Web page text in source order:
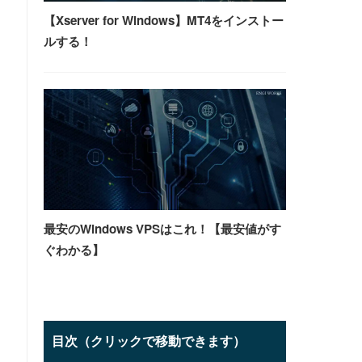
【Xserver for Windows】MT4をインストー
ルする！
最安のWindows VPSはこれ！【最安値がす
ぐわかる】
目次（クリックで移動できます）